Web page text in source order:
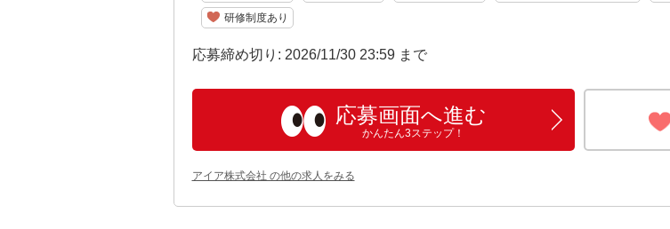
研修制度あり
応募締め切り: 2026/11/30 23:59 まで
応募画面へ進む
かんたん3ステップ！
アイア株式会社 の他の求人をみる